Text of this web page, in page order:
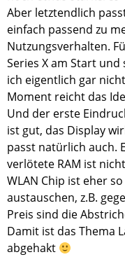
Aber letztendlich
einfach passend zu
Nutzungsverhalten.
Series X am Start
ich eigentlich gar
Moment reicht das
Und der erste
ist gut, das Display
passt natürlich auch.
verlötete RAM ist
WLAN Chip ist eher
austauschen, z.B.
Preis sind die
Damit ist das Thema
abgehakt